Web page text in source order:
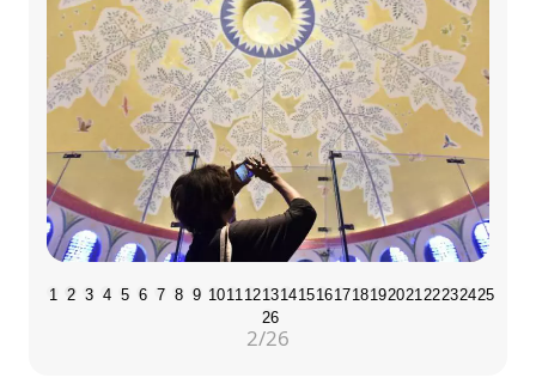
1 2 3 4 5 6 7 8 9 10111213141516171819202122232425
26
2/26